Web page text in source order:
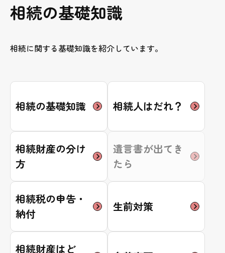
相続の基礎知識
相続に関する基礎知識を紹介しています。
相続の基礎知識 相続人はだれ？
相続財産の分け
方
遺言書が出てき
たら
相続税の申告・
納付
生前対策
相続財産はど